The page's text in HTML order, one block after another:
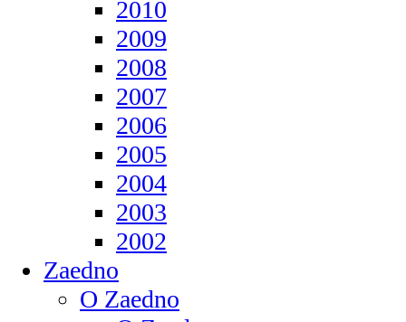
2010
2009
2008
2007
2006
2005
2004
2003
2002
Zaedno
O Zaedno